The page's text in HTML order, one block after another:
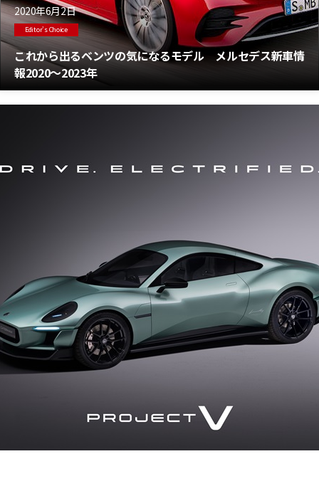
2020年6月2日
Editor's Choice
これから出るベンツの気になるモデル メルセデス新車情
報2020～2023年